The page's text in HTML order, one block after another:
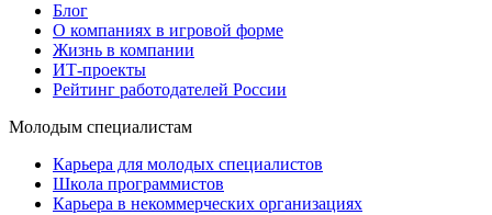
Блог
О компаниях в игровой форме
Жизнь в компании
ИТ-проекты
Рейтинг работодателей России
Молодым специалистам
Карьера для молодых специалистов
Школа программистов
Карьера в некоммерческих организациях